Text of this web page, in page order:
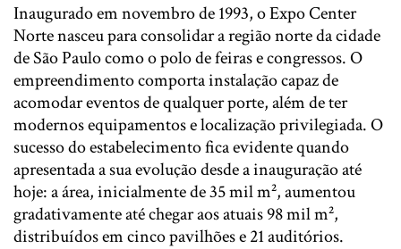
Inaugurado em novembro de 1993, o Expo Center
Norte nasceu para consolidar a região norte da cidade
de São Paulo como o polo de feiras e congressos. O
empreendimento comporta instalação capaz de
acomodar eventos de qualquer porte, além de ter
modernos equipamentos e localização privilegiada. O
sucesso do estabelecimento fica evidente quando
apresentada a sua evolução desde a inauguração até
hoje: a área, inicialmente de 35 mil m², aumentou
gradativamente até chegar aos atuais 98 mil m²,
distribuídos em cinco pavilhões e 21 auditórios.